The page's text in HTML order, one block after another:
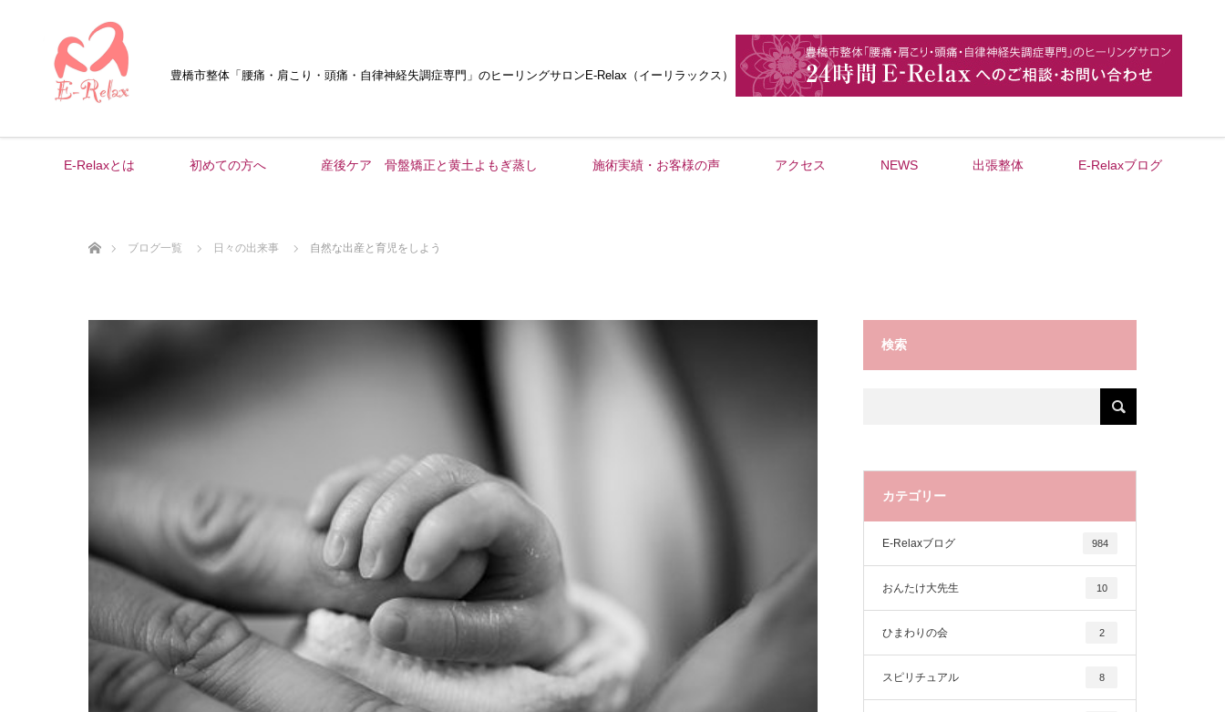
豊橋市整体 「腰痛・肩こり・頭痛・自律神経失調症専門」 のヒーリングサロンE-Relax（イーリラックス）
E-Relaxとは 初めての方へ 産後ケア 骨盤矯正と黄土よもぎ蒸し 施術実績・お客様の声 アクセス NEWS 出張整体 E-Relaxブログ
ブログ一覧
日々の出来事 自然な出産と育児をしよう
検索
カテゴリー
E-Relaxブログ 984
おんたけ大先生 10
ひまわりの会 2
スピリチュアル 8